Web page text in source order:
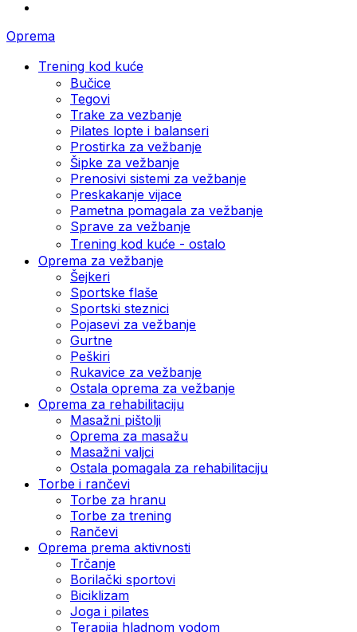
Oprema
Trening kod kuće
Bučice
Tegovi
Trake za vezbanje
Pilates lopte i balanseri
Prostirka za vežbanje
Šipke za vežbanje
Prenosivi sistemi za vežbanje
Preskakanje vijace
Pametna pomagala za vežbanje
Sprave za vežbanje
Trening kod kuće - ostalo
Oprema za vežbanje
Šejkeri
Sportske flaše
Sportski steznici
Pojasevi za vežbanje
Gurtne
Peškiri
Rukavice za vežbanje
Ostala oprema za vežbanje
Oprema za rehabilitaciju
Masažni pištolji
Oprema za masažu
Masažni valjci
Ostala pomagala za rehabilitaciju
Torbe i rančevi
Torbe za hranu
Torbe za trening
Rančevi
Oprema prema aktivnosti
Trčanje
Borilački sportovi
Biciklizam
Joga i pilates
Terapija hladnom vodom